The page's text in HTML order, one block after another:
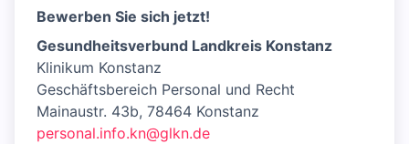
Bewerben Sie sich jetzt!
Gesundheitsverbund Landkreis Konstanz
Klinikum Konstanz
Geschäftsbereich Personal und Recht
Mainaustr. 43b, 78464 Konstanz
personal.info.kn@glkn.de